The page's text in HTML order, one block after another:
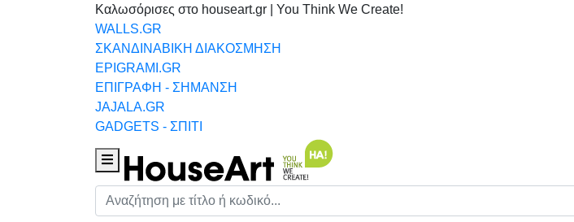
Καλωσόρισες στο houseart.gr | You Think We Create!
WALLS.GR
ΣΚΑΝΔΙΝΑΒΙΚΗ ΔΙΑΚΟΣΜΗΣΗ
EPIGRAMI.GR
ΕΠΙΓΡΑΦΗ - ΣΗΜΑΝΣΗ
JAJALA.GR
GADGETS - ΣΠΙΤΙ
Houseart Menu
Αναζήτηση